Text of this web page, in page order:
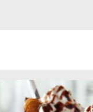
pour une meilleure